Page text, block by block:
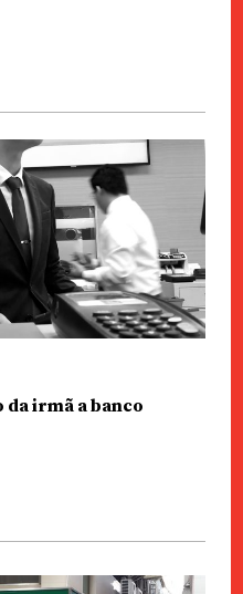
emite pela
em Macau
irmã a banco